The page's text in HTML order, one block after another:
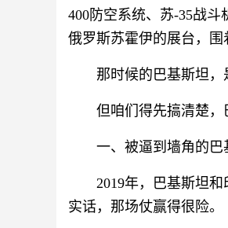
400防空系统、苏-35战
俄罗斯苏霍伊的展台，围
那时候的巴基斯坦，
但咱们得先搞清楚，
一、被逼到墙角的巴
2019年，巴基斯坦
实话，那场仗赢得很险。